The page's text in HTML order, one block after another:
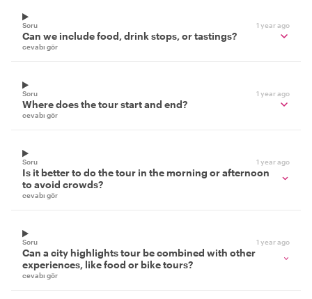
Soru 1 year ago
Can we include food, drink stops, or tastings?
cevabı gör
Soru 1 year ago
Where does the tour start and end?
cevabı gör
Soru 1 year ago
Is it better to do the tour in the morning or afternoon
to avoid crowds?
cevabı gör
Soru 1 year ago
Can a city highlights tour be combined with other
experiences, like food or bike tours?
cevabı gör